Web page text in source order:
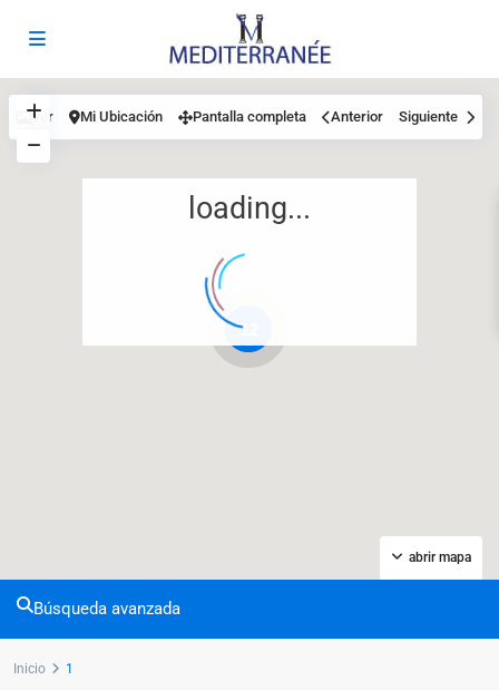
12
loading...
abrir mapa
Ver Mi Ubicación Pantalla completa Anterior Siguiente
Búsqueda avanzada
Inicio 1